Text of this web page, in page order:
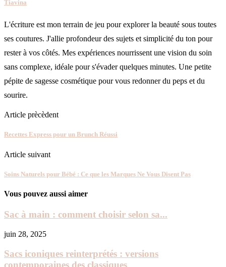
Tiavina
L'écriture est mon terrain de jeu pour explorer la beauté sous toutes
ses coutures. J'allie profondeur des sujets et simplicité du ton pour
rester à vos côtés. Mes expériences nourrissent une vision du soin
sans complexe, idéale pour s'évader quelques minutes. Une petite
pépite de sagesse cosmétique pour vous redonner du peps et du
sourire.
Article prècèdent
Recettes Express pour un Brunch Réussi
Article suivant
Soins Naturels pour Bébé : Ce que les Marques Ne Vous Disent Pas
Vous pouvez aussi aimer
Sac à main : comment choisir selon sa...
juin 28, 2025
Sacs iconiques reinterprétés : versions
contemporaines des classiques